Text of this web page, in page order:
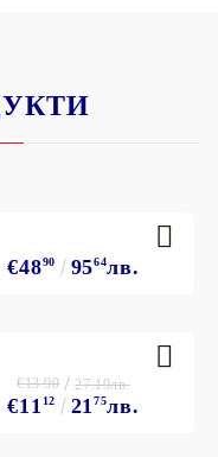
€4890 9564лв.
€11 12 2175лв.
€13.90 27.19лв.